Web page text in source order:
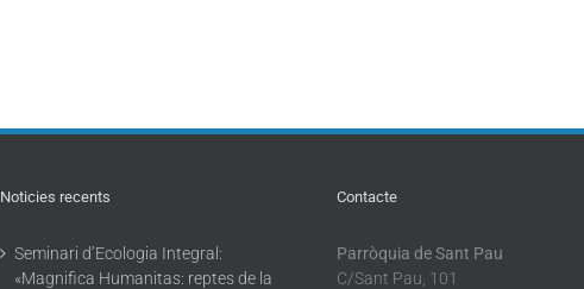
Noticies recents
Seminari d’Ecologia Integral:
«Magnifica Humanitas: reptes de la
Contacte
Parròquia de Sant Pau
C/Sant Pau, 101